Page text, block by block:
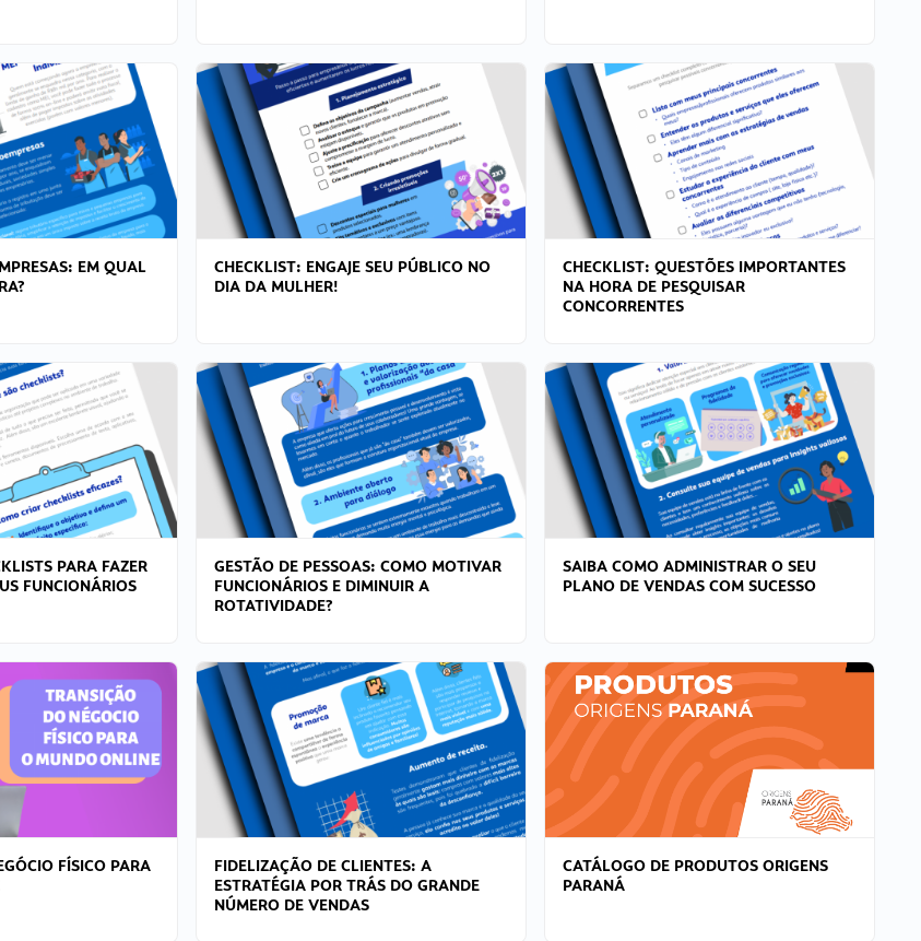
EM QUAL
CHECKLIST: ENGAJE SEU PÚBLICO NO
DIA DA MULHER!
CHECKLIST: QUESTÕES IMPORTANTES
NA HORA DE PESQUISAR
CONCORRENTES
PARA FAZER
FUNCIONÁRIOS
GESTÃO DE PESSOAS: COMO MOTIVAR
FUNCIONÁRIOS E DIMINUIR A
ROTATIVIDADE?
SAIBA COMO ADMINISTRAR O SEU
PLANO DE VENDAS COM SUCESSO
FÍSICO PARA
FIDELIZAÇÃO DE CLIENTES: A
ESTRATÉGIA POR TRÁS DO GRANDE
NÚMERO DE VENDAS
CATÁLOGO DE PRODUTOS ORIGENS
PARANÁ